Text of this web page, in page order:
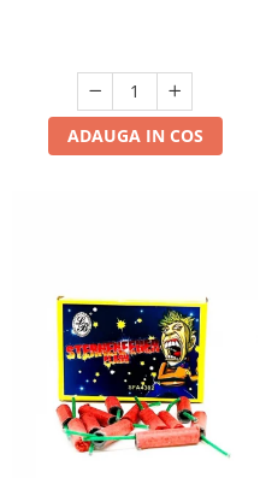
ADAUGA IN COS